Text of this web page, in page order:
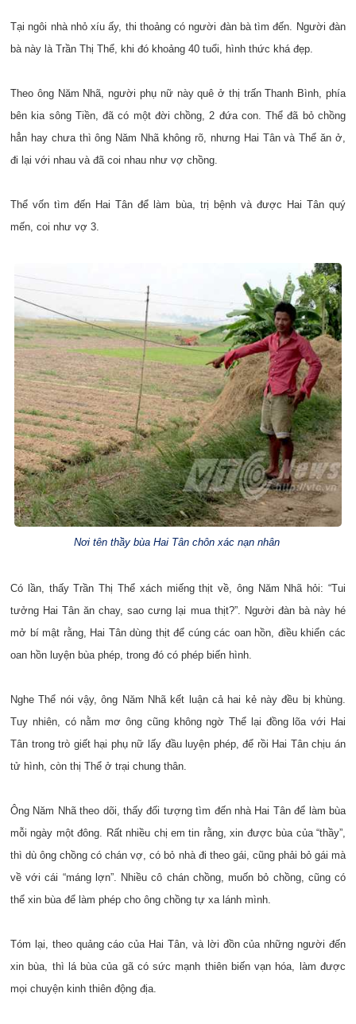
Tại ngôi nhà nhỏ xíu ấy, thi thoảng có người đàn bà tìm đến. Người đàn
bà này là Trần Thị Thể, khi đó khoảng 40 tuổi, hình thức khá đẹp.
Theo ông Năm Nhã, người phụ nữ này quê ở thị trấn Thanh Bình, phía
bên kia sông Tiền, đã có một đời chồng, 2 đứa con. Thể đã bỏ chồng
hẳn hay chưa thì ông Năm Nhã không rõ, nhưng Hai Tân và Thể ăn ở,
đi lại với nhau và đã coi nhau như vợ chồng.
Thể vốn tìm đến Hai Tân để làm bùa, trị bệnh và được Hai Tân quý
mến, coi như vợ 3.
Nơi tên thầy bùa Hai Tân chôn xác nạn nhân
Có lần, thấy Trần Thị Thể xách miếng thịt về, ông Năm Nhã hỏi: “Tui
tưởng Hai Tân ăn chay, sao cưng lại mua thịt?”. Người đàn bà này hé
mở bí mật rằng, Hai Tân dùng thịt để cúng các oan hồn, điều khiển các
oan hồn luyện bùa phép, trong đó có phép biến hình.
Nghe Thể nói vậy, ông Năm Nhã kết luận cả hai kẻ này đều bị khùng.
Tuy nhiên, có nằm mơ ông cũng không ngờ Thể lại đồng lõa với Hai
Tân trong trò giết hại phụ nữ lấy đầu luyện phép, để rồi Hai Tân chịu án
tử hình, còn thị Thể ở trại chung thân.
Ông Năm Nhã theo dõi, thấy đối tượng tìm đến nhà Hai Tân để làm bùa
mỗi ngày một đông. Rất nhiều chị em tin rằng, xin được bùa của “thầy”,
thì dù ông chồng có chán vợ, có bỏ nhà đi theo gái, cũng phải bỏ gái mà
về với cái “máng lợn”. Nhiều cô chán chồng, muốn bỏ chồng, cũng có
thể xin bùa để làm phép cho ông chồng tự xa lánh mình.
Tóm lại, theo quảng cáo của Hai Tân, và lời đồn của những người đến
xin bùa, thì lá bùa của gã có sức mạnh thiên biến vạn hóa, làm được
mọi chuyện kinh thiên động địa.